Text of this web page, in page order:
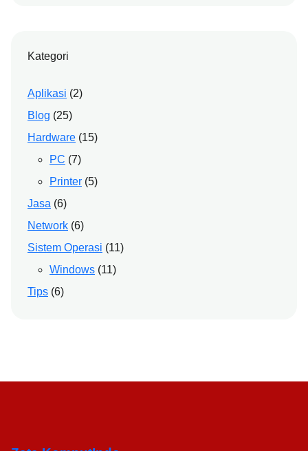
Kategori
Aplikasi (2)
Blog (25)
Hardware (15)
PC (7)
Printer (5)
Jasa (6)
Network (6)
Sistem Operasi (11)
Windows (11)
Tips (6)